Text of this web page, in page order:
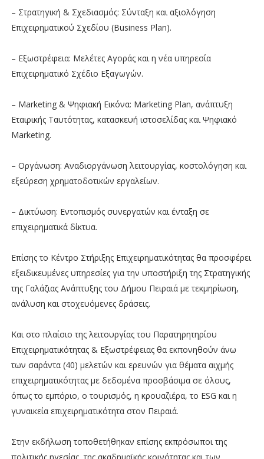
– Στρατηγική & Σχεδιασμός: Σύνταξη και αξιολόγηση
Επιχειρηματικού Σχεδίου (Business Plan).
– Εξωστρέφεια: Μελέτες Αγοράς και η νέα υπηρεσία
Επιχειρηματικό Σχέδιο Εξαγωγών.
– Marketing & Ψηφιακή Εικόνα: Marketing Plan, ανάπτυξη
Εταιρικής Ταυτότητας, κατασκευή ιστοσελίδας και Ψηφιακό
Marketing.
– Οργάνωση: Αναδιοργάνωση λειτουργίας, κοστολόγηση και
εξεύρεση χρηματοδοτικών εργαλείων.
– Δικτύωση: Εντοπισμός συνεργατών και ένταξη σε
επιχειρηματικά δίκτυα.
Επίσης το Κέντρο Στήριξης Επιχειρηματικότητας θα προσφέρει
εξειδικευμένες υπηρεσίες για την υποστήριξη της Στρατηγικής
της Γαλάζιας Ανάπτυξης του Δήμου Πειραιά με τεκμηρίωση,
ανάλυση και στοχευόμενες δράσεις.
Και στο πλαίσιο της λειτουργίας του Παρατηρητηρίου
Επιχειρηματικότητας & Εξωστρέφειας θα εκπονηθούν άνω
των σαράντα (40) μελετών και ερευνών για θέματα αιχμής
επιχειρηματικότητας με δεδομένα προσβάσιμα σε όλους,
όπως το εμπόριο, ο τουρισμός, η κρουαζιέρα, το ESG και η
γυναικεία επιχειρηματικότητα στον Πειραιά.
Στην εκδήλωση τοποθετήθηκαν επίσης εκπρόσωποι της